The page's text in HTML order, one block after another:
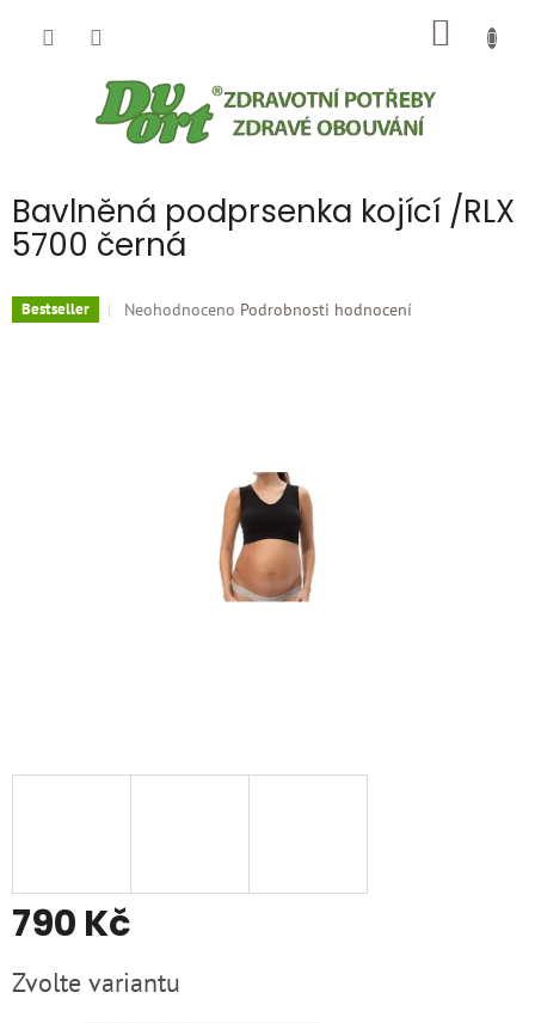
Bavlněná podprsenka kojící /RLX
5700 černá
Bestseller
Průměrné
Neohodnoceno Podrobnosti hodnocení
790 Kč
cena:
Zvolte variantu